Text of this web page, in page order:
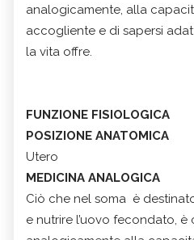
analogicamente, alla
accogliente e di sapersi
la vita offre.
FUNZIONE FISIOLOGICA
POSIZIONE ANATOMICA
Utero
MEDICINA ANALOGICA
Ciò che nel soma è
e nutrire l’uovo fecondato,